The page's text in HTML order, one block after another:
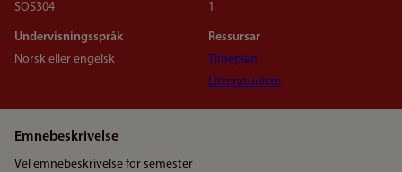
SOS304
1
Undervisningsspråk
Norsk eller engelsk
Ressursar
Timeplan
Litteraturliste
Emnebeskrivelse
Vel emnebeskrivelse for semester